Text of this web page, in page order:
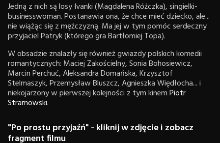
Jedną z nich są losy Ivanki (Magdalena Różczka), singielki-
businesswoman. Postanawia ona, że chce mieć dziecko, ale...
nie wiążąc się z mężczyzną. Ma jej w tym pomóc serdeczny
przyjaciel Patryk (którego gra Bartłomiej Topa).
W obsadzie znalazły się również gwiazdy polskich komedii
romantycznych: Maciej Zakościelny, Sonia Bohosiewicz,
Marcin Perchuć, Aleksandra Domańska, Krzysztof
Stelmaszyk, Przemysław Bluszcz, Agnieszka Więdłocha... i
niekojarzony w pierwszej kolejności z tym kinemPiotr
Stramowski.
"Po prostu przyjaźń" - kliknij w zdjęcie i zobacz
fragment filmu